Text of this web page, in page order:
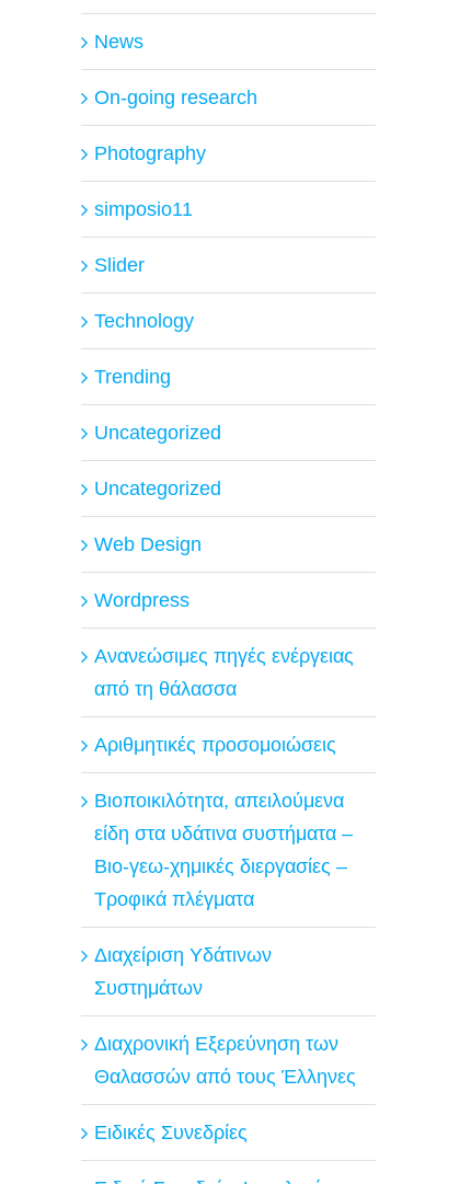
News
On-going research
Photography
simposio11
Slider
Technology
Trending
Uncategorized
Uncategorized
Web Design
Wordpress
Ανανεώσιμες πηγές ενέργειας
από τη θάλασσα
Αριθμητικές προσομοιώσεις
Βιοποικιλότητα, απειλούμενα
είδη στα υδάτινα συστήματα –
Βιο-γεω-χημικές διεργασίες –
Τροφικά πλέγματα
Διαχείριση Υδάτινων
Συστημάτων
Διαχρονική Εξερεύνηση των
Θαλασσών από τους Έλληνες
Ειδικές Συνεδρίες